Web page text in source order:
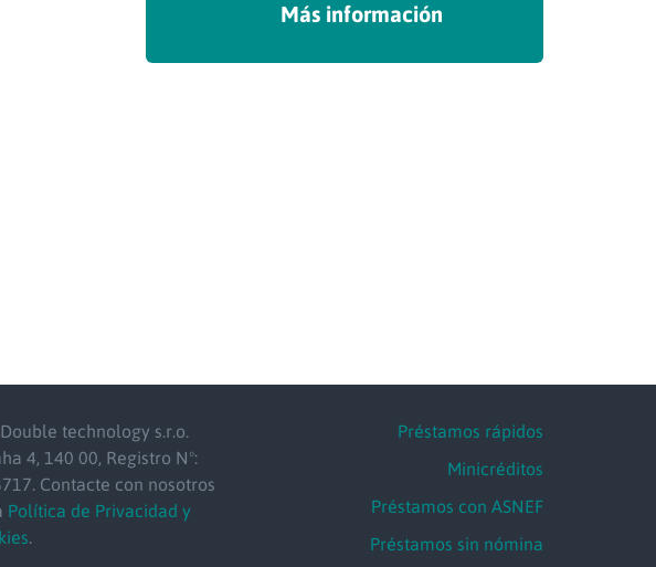
Más información
technology s.r.o.
4, 140 00, Registro Nº:
Contacte con nosotros
Política de Privacidad y
.
Préstamos rápidos
Minicréditos
Préstamos con ASNEF
Préstamos sin nómina